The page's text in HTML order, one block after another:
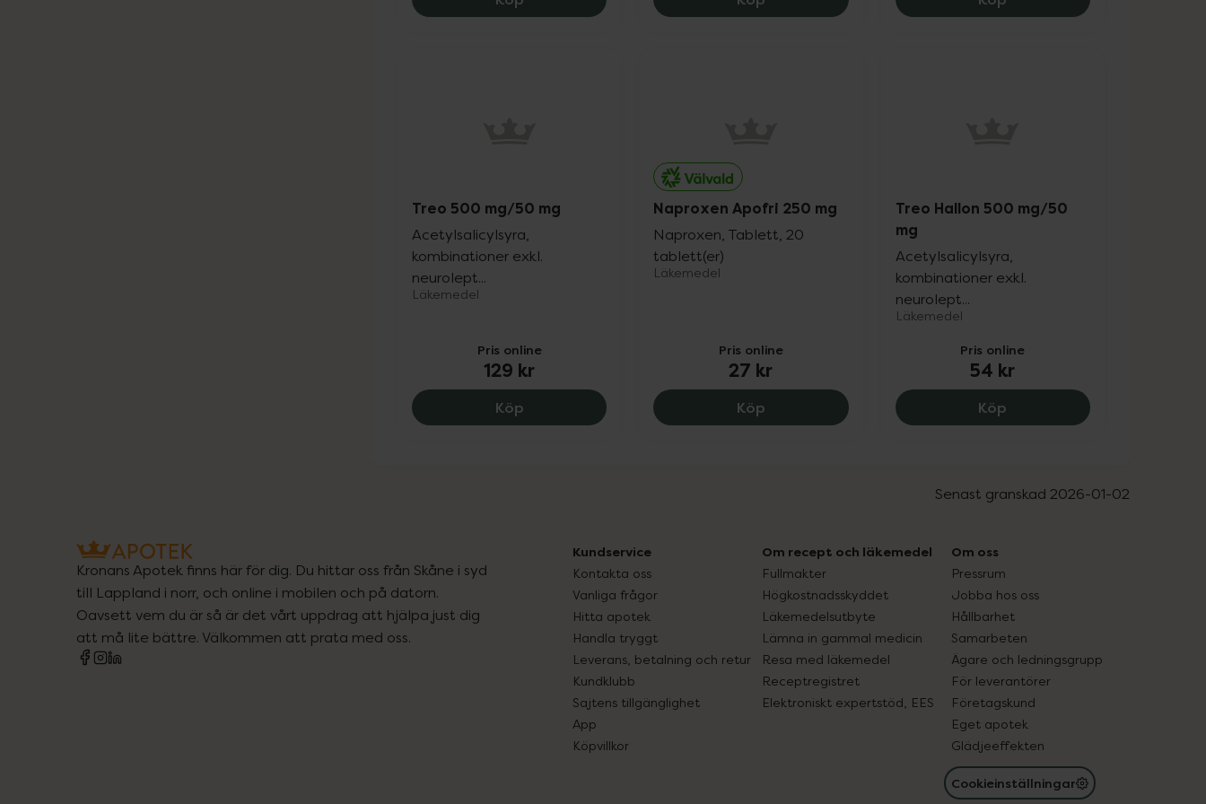
Treo 500 mg/50 mg
Acetylsalicylsyra,
kombinationer exkl.
neurolept...
Läkemedel
Pris online
129 kr
KöpTreo 500 mg/50 mg, 129 kr.
Naproxen Apofri 250 mg
Naproxen, Tablett, 20
tablett(er)
Läkemedel
Pris online
27 kr
KöpNaproxen Apofri 250 mg, 27 kr.
Treo Hallon 500 mg/50
mg
Acetylsalicylsyra,
kombinationer exkl.
neurolept...
Läkemedel
Pris online
54 kr
Köp Treo Hallon 500 mg/50
Senast granskad 2026-01-02
Kronans Apotek finns här för dig. Du hittar oss från Skåne i syd
till Lappland i norr, och online i mobilen och på datorn.
Oavsett vem du är så är det vårt uppdrag att hjälpa just dig
att må lite bättre. Välkommen att prata med oss.
Kundservice
Kontakta oss
Vanliga frågor
Hitta apotek
Handla tryggt
Leverans, betalning och retur
Kundklubb
Sajtens tillgänglighet
App
Köpvillkor
Om recept och läkemedel
Fullmakter
Högkostnadsskyddet
Läkemedelsutbyte
Lämna in gammal medicin
Resa med läkemedel
Receptregistret
Elektroniskt expertstöd, EES
Om oss
Pressrum
Jobba hos oss
Hållbarhet
Samarbeten
Ägare och ledningsgrupp
För leverantörer
Företagskund
Eget apotek
Glädjeeffekten
Cookieinställningar